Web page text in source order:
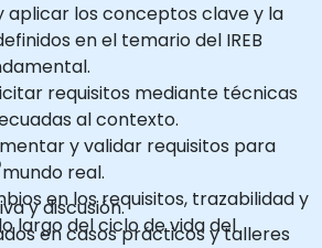
aplicar los conceptos clave y la
en el temario del IREB
requisitos mediante técnicas
al contexto.
y validar requisitos para
real.
en los requisitos, trazabilidad y
largo del ciclo de vida del
y discusión.
en casos prácticos y talleres